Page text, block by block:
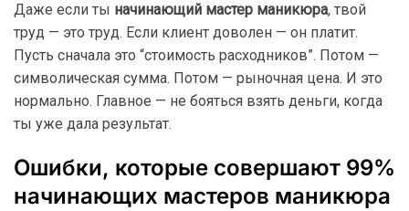
Даже если ты начинающий мастер маникюра, твой
труд — это труд. Если клиент доволен — он платит.
Пусть сначала это “стоимость расходников”. Потом —
символическая сумма. Потом — рыночная цена. И это
нормально. Главное — не бояться взять деньги, когда
ты уже дала результат.
Ошибки, которые совершают 99%
начинающих мастеров маникюра